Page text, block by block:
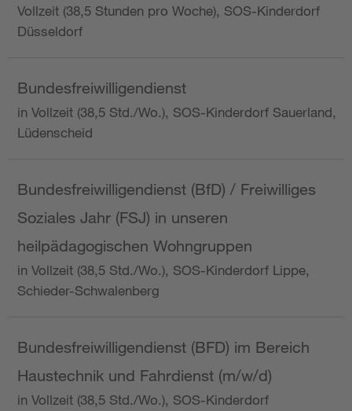
Vollzeit (38,5 Stunden pro Woche), SOS-Kinderdorf
Düsseldorf
Bundesfreiwilligendienst
in Vollzeit (38,5 Std./Wo.), SOS-Kinderdorf Sauerland,
Lüdenscheid
Bundesfreiwilligendienst (BfD) / Freiwilliges
Soziales Jahr (FSJ) in unseren
heilpädagogischen Wohngruppen
in Vollzeit (38,5 Std./Wo.), SOS-Kinderdorf Lippe,
Schieder-Schwalenberg
Bundesfreiwilligendienst (BFD) im Bereich
Haustechnik und Fahrdienst (m/w/d)
in Vollzeit (38,5 Std./Wo.), SOS-Kinderdorf